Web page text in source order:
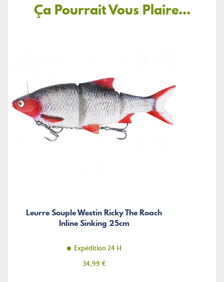
Ça Pourrait Vous Plaire...
Leurre Souple Westin Ricky The Roach
Inline Sinking 25cm
Expédition 24 H
Prix
34,99 €